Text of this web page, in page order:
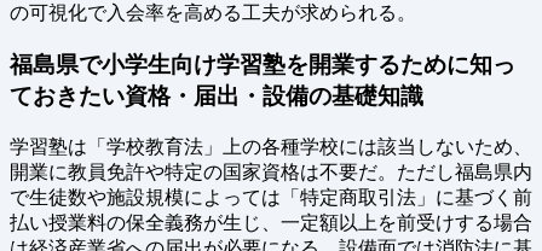
の可視化で入会率を高める工夫が求められる。
福島県で小学生向け学習塾を開業するために知っ
ておきたい資格・届出・設備の基礎知識
学習塾は「学校教育法」上の各種学校には該当しないため、
開業に教員免許や特定の国家資格は不要だ。ただし福島県内
で生徒数や施設規模によっては「特定商取引法」に基づく前
払い授業料の保全義務が生じ、一定額以上を前受けする場合